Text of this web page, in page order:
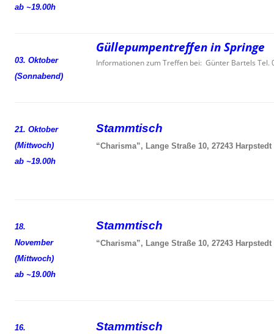
ab ~19.00h
03. Oktober
(Sonnabend)
Güllepumpentreffen in Springe
Informationen zum Treffen bei: Günter Bartels Tel.
21. Oktober
(Mittwoch)
ab ~19.00h
Stammtisch
“Charisma”, Lange Straße 10, 27243 Harpstedt
18.
November
(Mittwoch)
ab ~19.00h
Stammtisch
“Charisma”, Lange Straße 10, 27243 Harpstedt
16.
Stammtisch